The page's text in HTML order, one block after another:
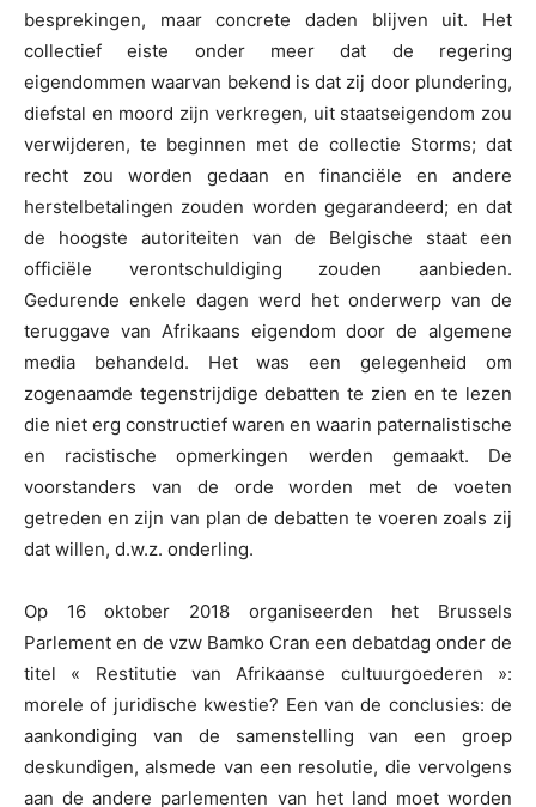
besprekingen, maar concrete daden blijven uit. Het
collectief eiste onder meer dat de regering
eigendommen waarvan bekend is dat zij door plundering,
diefstal en moord zijn verkregen, uit staatseigendom zou
verwijderen, te beginnen met de collectie Storms; dat
recht zou worden gedaan en financiële en andere
herstelbetalingen zouden worden gegarandeerd; en dat
de hoogste autoriteiten van de Belgische staat een
officiële verontschuldiging zouden aanbieden.
Gedurende enkele dagen werd het onderwerp van de
teruggave van Afrikaans eigendom door de algemene
media behandeld. Het was een gelegenheid om
zogenaamde tegenstrijdige debatten te zien en te lezen
die niet erg constructief waren en waarin paternalistische
en racistische opmerkingen werden gemaakt. De
voorstanders van de orde worden met de voeten
getreden en zijn van plan de debatten te voeren zoals zij
dat willen, d.w.z. onderling.
Op 16 oktober 2018 organiseerden het Brussels
Parlement en de vzw Bamko Cran een debatdag onder de
titel « Restitutie van Afrikaanse cultuurgoederen »:
morele of juridische kwestie? Een van de conclusies: de
aankondiging van de samenstelling van een groep
deskundigen, alsmede van een resolutie, die vervolgens
aan de andere parlementen van het land moet worden